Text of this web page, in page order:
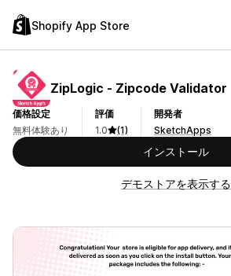
Shopify App Store
ZipLogic ‑ Zipcode Validator
価格設定
無料体験あり
評価
1.0
(1)
開発者
SketchApps
インストール
デモストアを表示する